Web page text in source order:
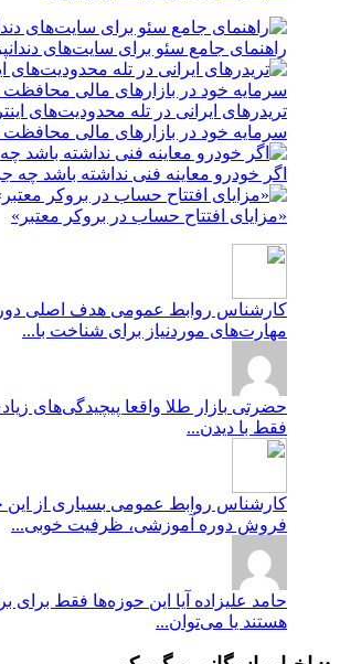
راهنمای جامع سئو برای سایت‌های
تریدرهای ایرانی در تله محدودیت‌های
سرمایه خود در بازارهای مالی محافظت
اگر خودرو معاینه فنی نداشته باشد چه
«مزایای افتتاح حساب در بروکر معتبر»
کارشناس روابط عمومی هدف اصلی
مهارت‌های موردنیاز برای شناخت با...
حضرتی بازار طلا واقعا پیچیدگی‌های
فقط با دیدن...
کارشناس روابط عمومی بسیاری از این
فروش دوره آموزشی، ظرفیت خوبی...
حامد علیزاده آیا این حوزه‌ها فقط
هستند یا می‌توان...